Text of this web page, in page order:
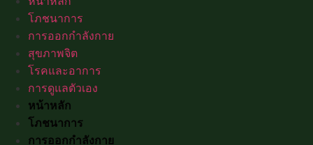
โภชนาการ
การออกกำลังกาย
สุขภาพจิต
โรคและอาการ
การดูแลตัวเอง
หน้าหลัก
โภชนาการ
การออกกำลังกาย